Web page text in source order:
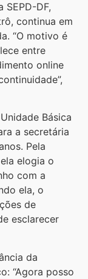
SEPD-DF,
continua em
“O motivo é
entre
online
Básica
a secretária
Pela
elogia o
com a
ela, o
de
esclarecer
da
“Agora posso